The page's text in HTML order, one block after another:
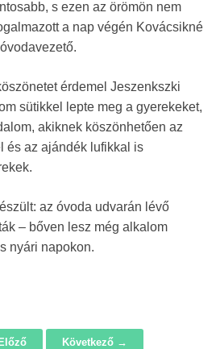
s ezen az örömön nem
a nap végén Kovácsikné
érdemel Jeszenkszki
sütikkel lepte meg a gyerekeket,
akiknek köszönhetően az
és az ajándék lufikkal is
az óvoda udvarán lévő
– bőven lesz még alkalom
nyári napokon.
Következő →